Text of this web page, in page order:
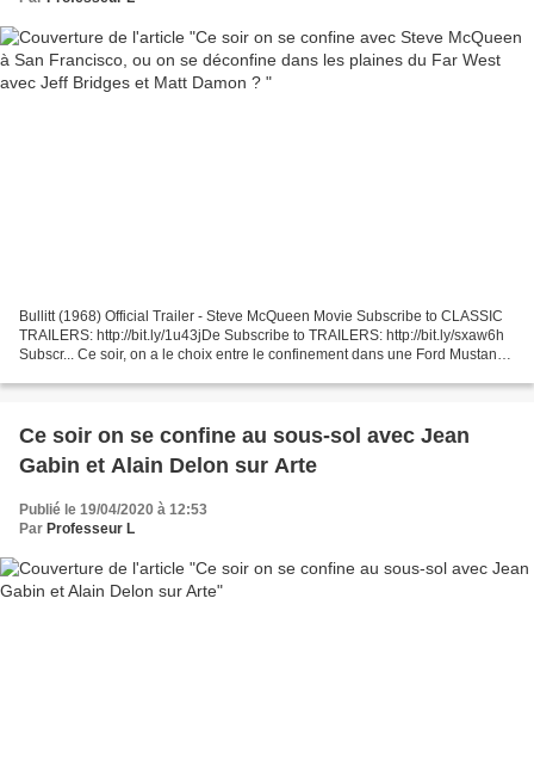
Bullitt (1968) Official Trailer - Steve McQueen Movie Subscribe to CLASSIC
TRAILERS: http://bit.ly/1u43jDe Subscribe to TRAILERS: http://bit.ly/sxaw6h
Subscr... Ce soir, on a le choix entre le confinement dans une Ford Mustang
Ce soir on se confine au sous-sol avec Jean
Gabin et Alain Delon sur Arte
Publié le 19/04/2020 à 12:53
Par Professeur L